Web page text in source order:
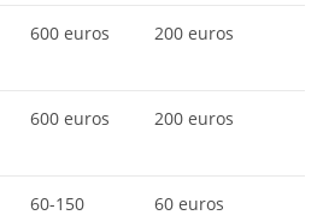
600 euros 200 euros
600 euros 200 euros
60-150
60 euros